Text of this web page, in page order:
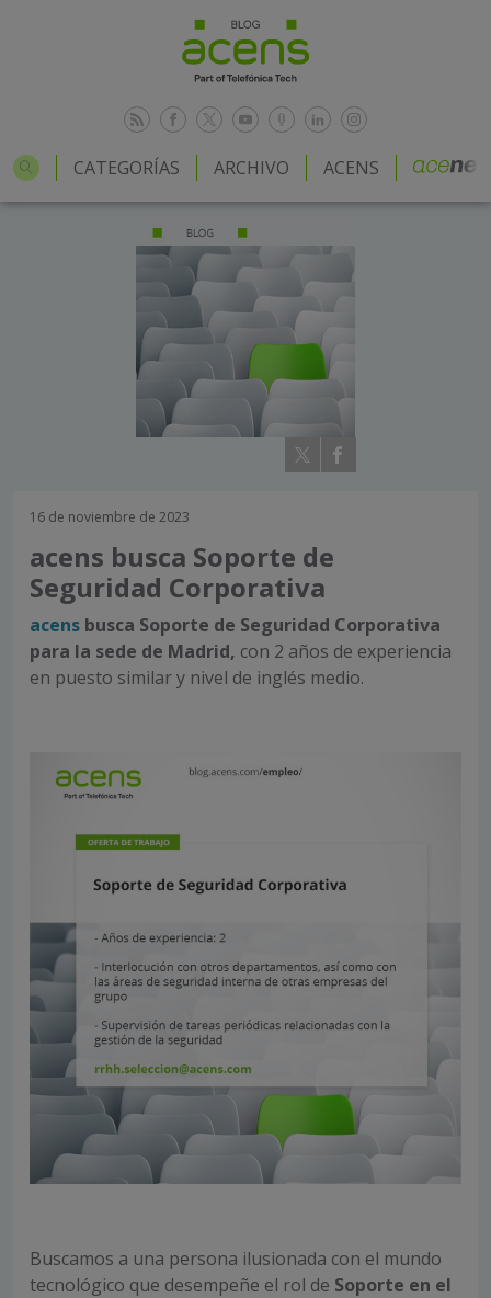
CATEGORÍAS ARCHIVO ACENS
16 de noviembre de 2023
acens busca Soporte de
Seguridad Corporativa
acens busca Soporte de Seguridad Corporativa
para la sede de Madrid, con 2 años de experiencia
en puesto similar y nivel de inglés medio.
Buscamos a una persona ilusionada con el mundo
tecnológico que desempeñe el rol de Soporte en el